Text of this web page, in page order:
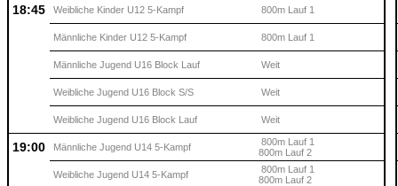
18:45 Weibliche Kinder U12 5-Kampf 800m Lauf 1
Männliche Kinder U12 5-Kampf 800m Lauf 1
Männliche Jugend U16 Block Lauf Weit
Weibliche Jugend U16 Block S/S Weit
Weibliche Jugend U16 Block Lauf Weit
19:00 Männliche Jugend U14 5-Kampf
800m Lauf 1
800m Lauf 2
Weibliche Jugend U14 5-Kampf
800m Lauf 1
800m Lauf 2